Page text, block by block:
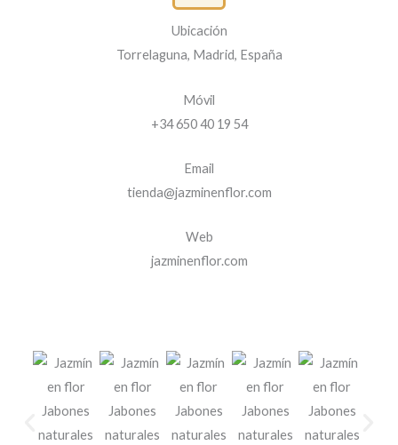
Ubicación
Torrelaguna, Madrid, España
Móvil
+34 650 40 19 54
Email
tienda@jazminenflor.com
Web
jazminenflor.com